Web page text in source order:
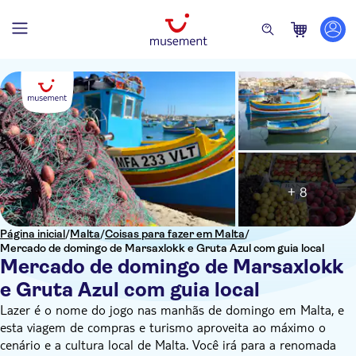
Página inicial/Malta/Coisas para fazer em Malta/
Mercado de domingo de Marsaxlokk e Gruta Azul com guia local
Mercado de domingo de Marsaxlokk
e Gruta Azul com guia local
+ 8
Lazer é o nome do jogo nas manhãs de domingo em Malta, e
esta viagem de compras e turismo aproveita ao máximo o
cenário e a cultura local de Malta. Você irá para a renomada